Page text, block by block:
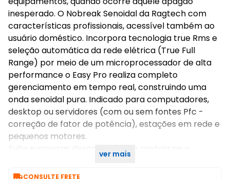
inesperado. O Nobreak Senoidal da Ragtech com
características profissionais, acessível também ao
usuário doméstico. Incorpora tecnologia true Rms e
seleção automática da rede elétrica (True Full
Range) por meio de um microprocessador de alta
performance o Easy Pro realiza completo
gerenciamento em tempo real, construindo uma
onda senoidal pura. Indicado para computadores,
desktop ou servidores (com ou sem fontes Pfc -
correção de fator de potência), estações em rede e
pequenos motores.
Evite surpresas desagradáveis e proteja seus
ver mais
CONSULTE FRETE